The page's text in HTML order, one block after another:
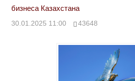
бизнеса Казахстана
30.01.2025 11:00 43648